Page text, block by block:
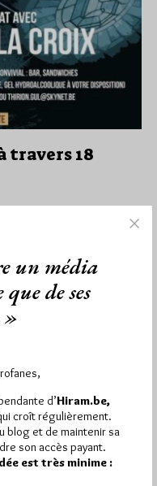
travers 18
Lu 4855 fois
à Molenbeek-St-
a reçu1 698 visites
: Pirsch.io)
Plus d’informations
un média
de ses
»
d’Hiram.be,
croît régulièrement.
blog et de maintenir sa
son accès payant.
est très minime :